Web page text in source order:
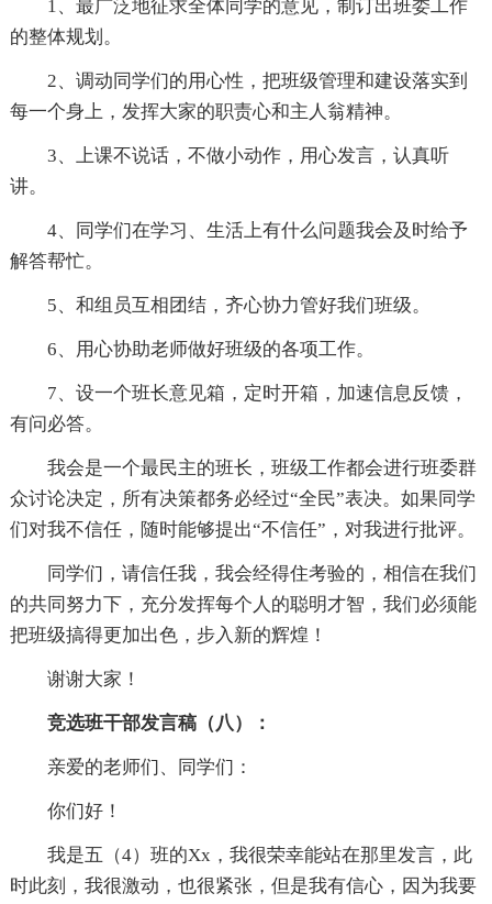
1、最广泛地征求全体同学的意见，制订出班委工作
的整体规划。
2、调动同学们的用心性，把班级管理和建设落实到
每一个身上，发挥大家的职责心和主人翁精神。
3、上课不说话，不做小动作，用心发言，认真听
讲。
4、同学们在学习、生活上有什么问题我会及时给予
解答帮忙。
5、和组员互相团结，齐心协力管好我们班级。
6、用心协助老师做好班级的各项工作。
7、设一个班长意见箱，定时开箱，加速信息反馈，
有问必答。
我会是一个最民主的班长，班级工作都会进行班委群
众讨论决定，所有决策都务必经过“全民”表决。如果同学
们对我不信任，随时能够提出“不信任”，对我进行批评。
同学们，请信任我，我会经得住考验的，相信在我们
的共同努力下，充分发挥每个人的聪明才智，我们必须能
把班级搞得更加出色，步入新的辉煌！
谢谢大家！
竞选班干部发言稿（八）：
亲爱的老师们、同学们：
你们好！
我是五（4）班的Xx，我很荣幸能站在那里发言，此
时此刻，我很激动，也很紧张，但是我有信心，因为我要